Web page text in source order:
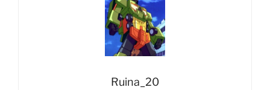
(Megatron
G1)”
Ruina_20